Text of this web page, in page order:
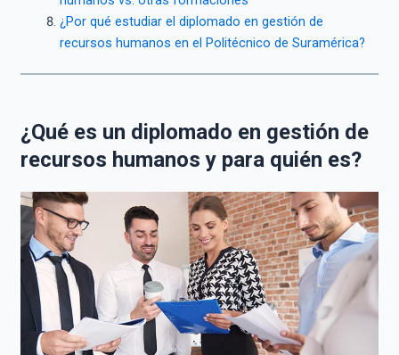
¿Por qué estudiar el diplomado en gestión de
recursos humanos en el Politécnico de Suramérica?
¿Qué es un diplomado en gestión de
recursos humanos y para quién es?